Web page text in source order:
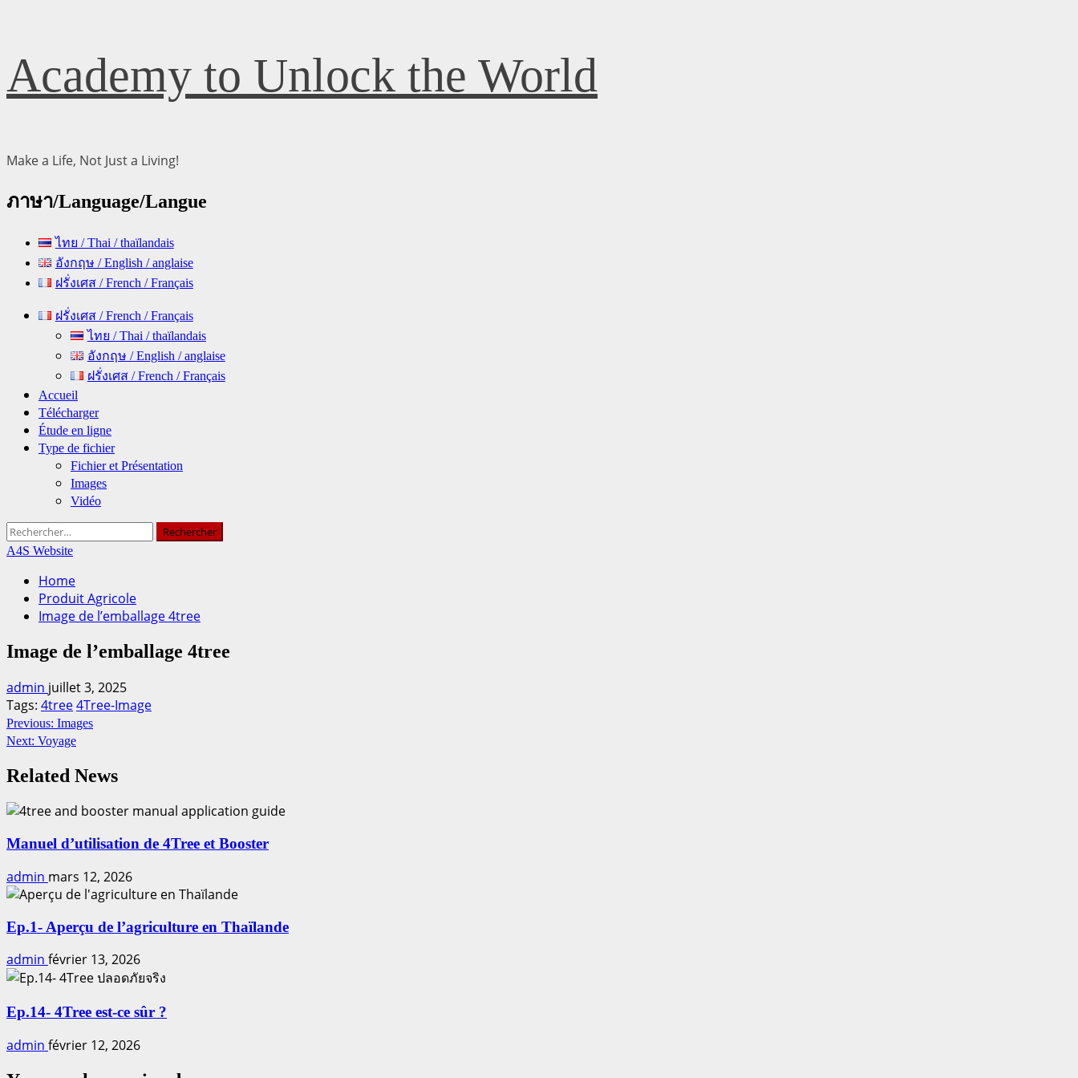
Skip
to
content
Academy to Unlock the World
Make a Life, Not Just a Living!
ภาษา/Language/Langue
ไทย / Thai / thaïlandais
อังกฤษ / English / anglaise
ฝรั่งเศส / French / Français
Primary ฝรั่งเศส / French / Français
ไทย / Thai / thaïlandais
อังกฤษ / English / anglaise
ฝรั่งเศส / French / Français
Accueil
Télécharger
Étude en ligne
Type de fichier
Fichier et Présentation
Images
Vidéo
Rechercher :
A4S Website
Home
Produit Agricole
Image de l’emballage 4tree
Image de l’emballage 4tree
admin juillet 3, 2025
Tags: 4tree4Tree-Image
Continue
Reading
Previous: Images
Next: Voyage
Related News
Manuel d’utilisation de 4Tree et Booster
admin mars 12, 2026
Ep.1- Aperçu de l’agriculture en Thaïlande
admin février 13, 2026
Ep.14- 4Tree est-ce sûr ?
admin février 12, 2026